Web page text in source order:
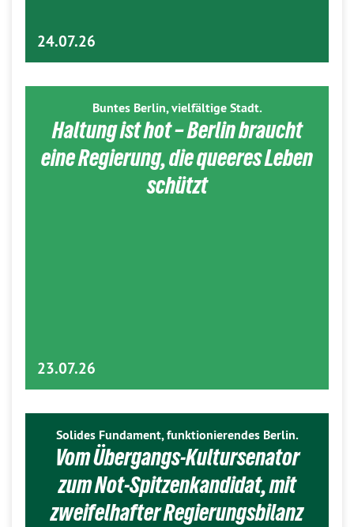
24.07.26
Buntes Berlin, vielfältige Stadt.
Haltung ist hot – Berlin braucht
eine Regierung, die queeres Leben
schützt
23.07.26
Solides Fundament, funktionierendes Berlin.
Vom Übergangs-Kultursenator
zum Not-Spitzenkandidat, mit
zweifelhafter Regierungsbilanz